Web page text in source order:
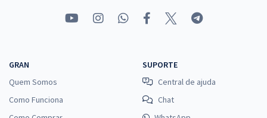
GRAN
Quem Somos
Como Funciona
SUPORTE
Central de ajuda
Chat